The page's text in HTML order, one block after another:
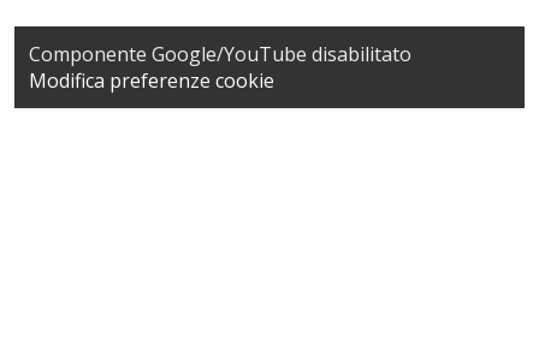
Componente Google/YouTube disabilitato
Modifica preferenze cookie